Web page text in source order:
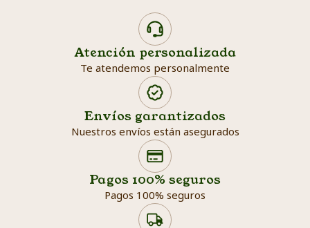
Atención personalizada
Te atendemos personalmente
Envíos garantizados
Nuestros envíos están asegurados
Pagos 100% seguros
Pagos 100% seguros
Search products